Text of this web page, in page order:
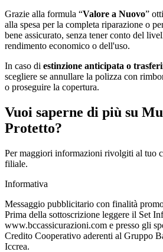
Grazie alla formula “Valore a Nuovo”
alla spesa per la completa riparazione o
bene assicurato, senza tener conto del
rendimento economico o dell'uso.
In caso di estinzione anticipata o
scegliere se annullare la polizza con
o proseguire la copertura.
Vuoi saperne di più su
Protetto?
Per maggiori informazioni rivolgiti al tuo
filiale.
Informativa
Messaggio pubblicitario con finalità
Prima della sottoscrizione leggere il Set
www.bccassicurazioni.com e presso gli
Credito Cooperativo aderenti al Gruppo
Iccrea.